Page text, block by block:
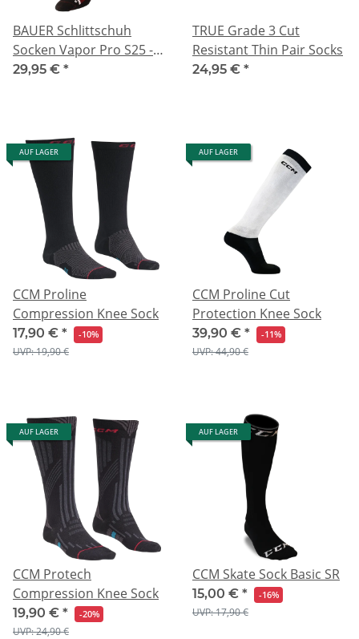
BAUER Schlittschuh
Socken Vapor Pro S25 -
lang
29,95 € *
TRUE Grade 3 Cut
Resistant Thin Pair Socks
24,95 € *
AUF LAGER
CCM Proline
Compression Knee Sock
17,90 € * -10%
UVP: 19,90 €
AUF LAGER
CCM Proline Cut
Protection Knee Sock
39,90 € * -11%
UVP: 44,90 €
AUF LAGER
CCM Protech
Compression Knee Sock
19,90 € * -20%
UVP: 24,90 €
AUF LAGER
CCM Skate Sock Basic SR
15,00 € * -16%
UVP: 17,90 €